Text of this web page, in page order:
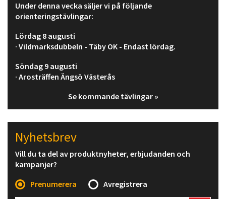
Under denna vecka säljer vi på följande
orienteringstävlingar:
Lördag 8 augusti
· Vildmarksdubbeln - Täby OK - Endast lördag.
Söndag 9 augusti
· Arosträffen Ängsö Västerås
Se kommande tävlingar »
Nyhetsbrev
Vill du ta del av produktnyheter, erbjudanden och
kampanjer?
Prenumerera
Avregistrera